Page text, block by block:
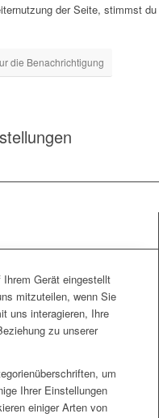
der Seite, stimmst du
die Benachrichtigung
Gerät eingestellt
mitzuteilen, wenn Sie
uns interagieren, Ihre
zu unserer
um
Ihrer Einstellungen
einiger Arten von